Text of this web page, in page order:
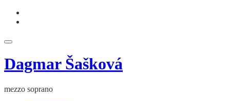
Aller
Déplier
navigation
Dagmar Šašková
mezzo soprano